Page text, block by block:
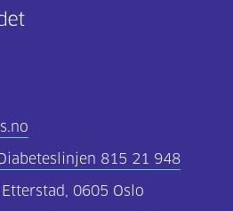
815 21 948
0605 Oslo